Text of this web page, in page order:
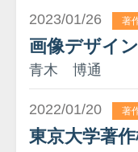
2023/01/26 著
画像デザイ
青木 博通
2022/01/20 著
東京大学著